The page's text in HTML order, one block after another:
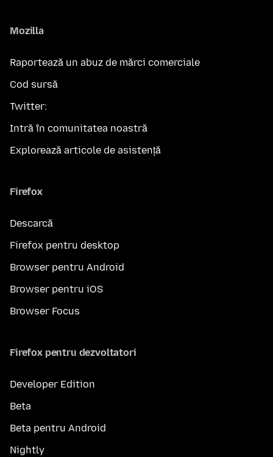
Mozilla
Raportează un abuz de mărci comerciale
Cod sursă
Twitter:
Intră în comunitatea noastră
Explorează articole de asistență
Firefox
Descarcă
Firefox pentru desktop
Browser pentru Android
Browser pentru iOS
Browser Focus
Firefox pentru dezvoltatori
Developer Edition
Beta
Beta pentru Android
Nightly